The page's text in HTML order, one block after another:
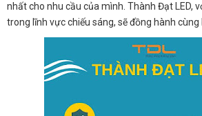
nhất cho nhu cầu của mình. Thành Đạt LED,
trong lĩnh vực chiếu sáng, sẽ đồng hành cùng